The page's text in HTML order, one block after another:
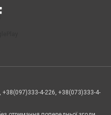
4-226, +38(073)333-4-